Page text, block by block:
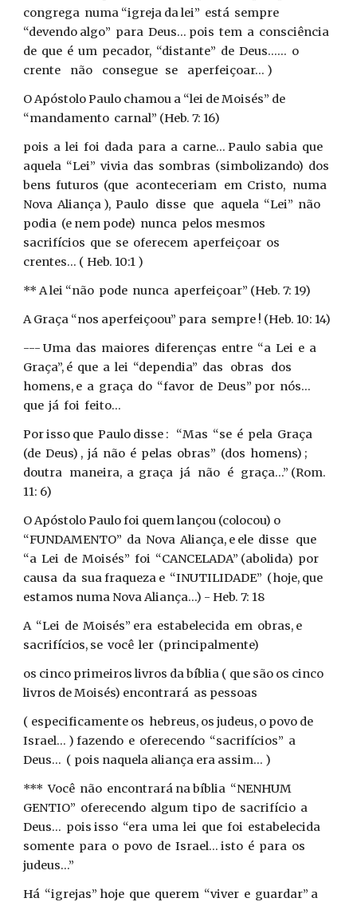
congrega numa “igreja da lei” está sempre
“devendo algo” para Deus... pois tem a consciência
de que é um pecador, “distante” de Deus...... o
crente não consegue se aperfeiçoar... )
O Apóstolo Paulo chamou a “lei de Moisés” de
“mandamento carnal” (Heb. 7: 16)
pois a lei foi dada para a carne... Paulo sabia que
aquela “Lei” vivia das sombras (simbolizando) dos
bens futuros (que aconteceriam em Cristo, numa
Nova Aliança ), Paulo disse que aquela “Lei” não
podia (e nem pode) nunca pelos mesmos
sacrifícios que se oferecem aperfeiçoar os
crentes... ( Heb. 10:1 )
** A lei “não pode nunca aperfeiçoar” (Heb. 7: 19)
A Graça “nos aperfeiçoou” para sempre ! (Heb. 10: 14)
--- Uma das maiores diferenças entre “a Lei e a
Graça”, é que a lei “dependia” das obras dos
homens, e a graça do “favor de Deus” por nós...
que já foi feito...
Por isso que Paulo disse : “Mas “se é pela Graça
(de Deus) , já não é pelas obras” (dos homens) ;
doutra maneira, a graça já não é graça...” (Rom.
11: 6)
O Apóstolo Paulo foi quem lançou (colocou) o
“FUNDAMENTO” da Nova Aliança, e ele disse que
“a Lei de Moisés” foi “CANCELADA” (abolida) por
causa da sua fraqueza e “INUTILIDADE” (hoje, que
estamos numa Nova Aliança...) - Heb. 7: 18
A “Lei de Moisés” era estabelecida em obras, e
sacrifícios, se você ler (principalmente)
os cinco primeiros livros da bíblia ( que são os cinco
livros de Moisés) encontrará as pessoas
( especificamente os hebreus, os judeus, o povo de
Israel... ) fazendo e oferecendo “sacrifícios” a
Deus... ( pois naquela aliança era assim... )
*** Você não encontrará na bíblia “NENHUM
GENTIO” oferecendo algum tipo de sacrifício a
Deus... pois isso “era uma lei que foi estabelecida
somente para o povo de Israel... isto é para os
judeus...”
Há “igrejas” hoje que querem “viver e guardar” a